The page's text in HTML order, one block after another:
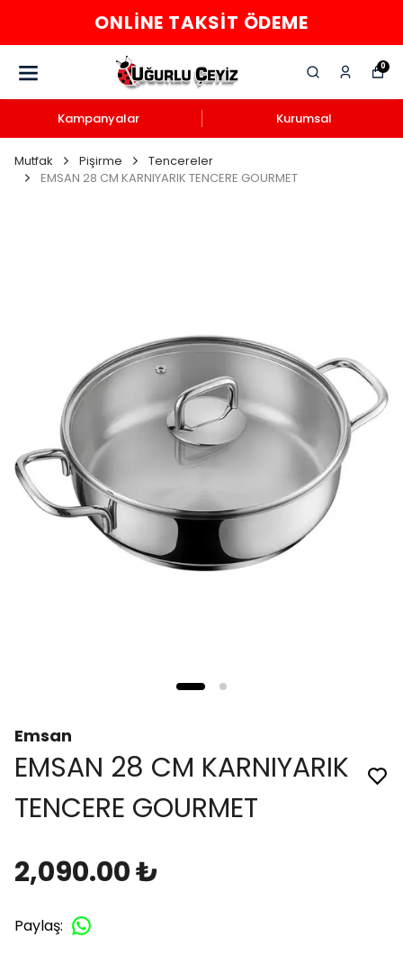
ONLINE TAKSIT ÖDEME
0
Kampanyalar Kurumsal
Mutfak Pişirme
Tencereler
EMSAN 28 CM KARNIYARIK TENCERE GOURMET
Emsan
EMSAN 28 CM KARNIYARIK
TENCERE GOURMET
2,090.00 ₺
Paylaş: